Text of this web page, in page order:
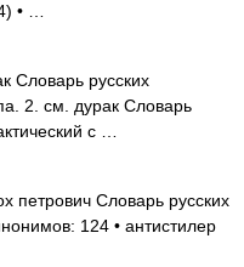
• …
Словарь русских
2. см. дурак Словарь
с …
петрович Словарь русских
124 • антистилер